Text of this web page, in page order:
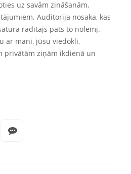
uz savām zināšanām,
Auditorija nosaka, kas
radītājs pats to nolemj.
ar mani, jūsu viedokli,
privātām ziņām ikdienā un